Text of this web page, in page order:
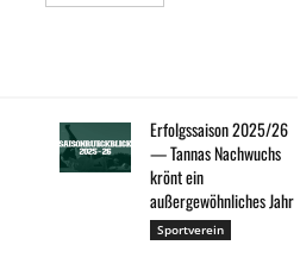
Erfolgssaison 2025/26
— Tannas Nachwuchs
krönt ein
außergewöhnliches Jahr
Sportverein